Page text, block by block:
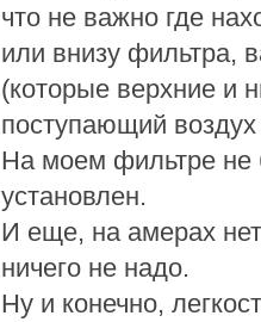
что не важно где
или внизу фильтра,
(которые верхние и
поступающий
На моем фильтре не
установлен.
И еще, на амерах
ничего не надо.
Ну и конечно,